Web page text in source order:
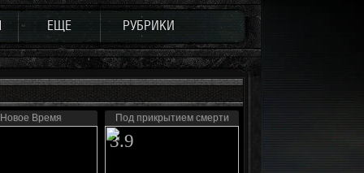
ЕЩЕ РУБРИКИ
Новое Время Под прикрытием смерти
3.9